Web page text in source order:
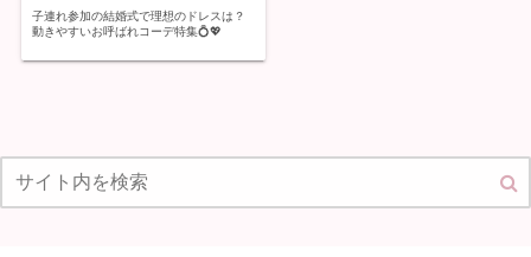
子連れ参加の結婚式で理想のドレスは？
動きやすいお呼ばれコーデ特集💍💖